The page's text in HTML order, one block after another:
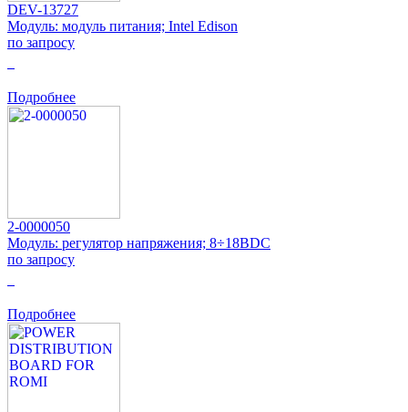
DEV-13727
Модуль: модуль питания; Intel Edison
по запросу
Подробнее
2-0000050
Модуль: регулятор напряжения; 8÷18ВDC
по запросу
Подробнее